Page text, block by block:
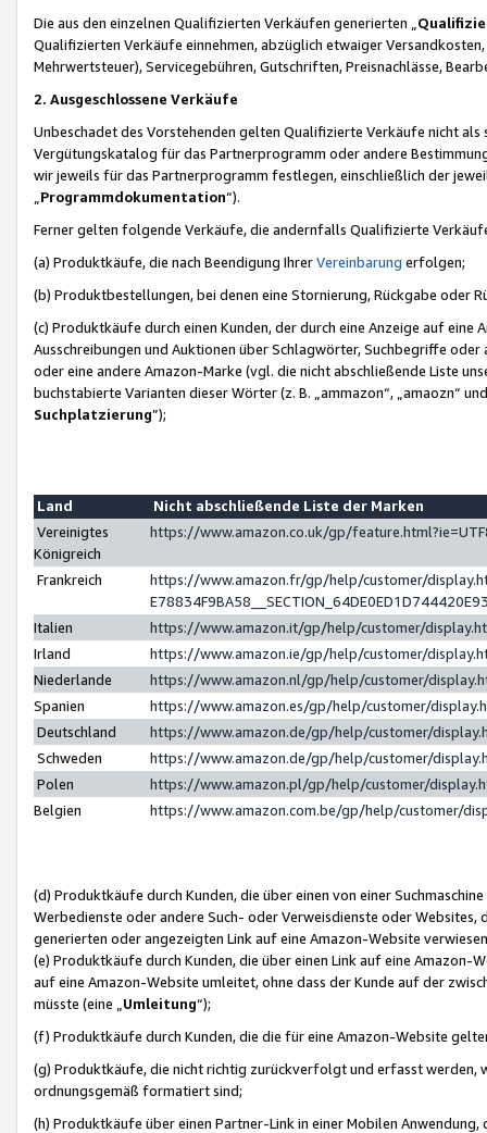
Die aus den einzelnen Qualifizierten Verkäufen generierten „
Qualifizierten Verkäufe einnehmen, abzüglich etwaiger
Mehrwertsteuer), Servicegebühren, Gutschriften, Preisnachlässe,
2. Ausgeschlossene Verkäufe
Unbeschadet des Vorstehenden gelten Qualifizierte Verkäufe nicht
Vergütungskatalog für das Partnerprogramm oder andere
wir jeweils für das Partnerprogramm festlegen, einschließlich der
Programmdokumentation“).
Ferner gelten folgende Verkäufe, die andernfalls Qualifizierte
(a) Produktkäufe, die nach Beendigung IhrerVereinbarung erfolgen;
(b) Produktbestellungen, bei denen eine Stornierung, Rückgabe oder
(c) Produktkäufe durch einen Kunden, der durch eine Anzeige auf
Ausschreibungen und Auktionen über Schlagwörter, Suchbegriffe
oder eine andere Amazon-Marke (vgl. die nicht abschließende Liste
buchstabierte Varianten dieser Wörter (z. B. „ammazon“, „amaozn“
Suchplatzierung”);
Land
Nicht abschließende Liste der Marken
Vereinigtes
Königreich
https://www.amazon.co.uk/gp/
Frankreich
https://www.amazon.fr/gp/help/customer/
Italien
https://www.amazon.it/gp/help/customer/
Irland
https://www.amazon.ie/gp/help/customer/
Niederlande
https://www.amazon.nl/gp/help/customer/
Spanien
https://www.amazon.es/gp/help/customer/
Deutschland
https://www.amazon.de/gp/help/customer/
Schweden
https://www.amazon.de/gp/help/customer/
Polen
https://www.amazon.pl/gp/help/customer/
Belgien
https://www.amazon.com.be/gp/help/customer/
(d) Produktkäufe durch Kunden, die über einen von einer
Werbedienste oder andere Such- oder Verweisdienste oder Websites,
generierten oder angezeigten Link auf eine Amazon-Website
(e) Produktkäufe durch Kunden, die über einen Link auf eine
auf eine Amazon-Website umleitet, ohne dass der Kunde auf der
müsste (eine „ Umleitung“);
(f) Produktkäufe durch Kunden, die die für eine Amazon-Website
(g) Produktkäufe, die nicht richtig zurückverfolgt und erfasst werden,
ordnungsgemäß formatiert sind;
(h) Produktkäufe über einen Partner-Link in einer Mobilen